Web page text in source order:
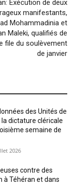
Exécution de deux
manifestants,
Mohammadinia et
Maleki, qualifiés de
file du soulèvement
de janvier
des Unités de
dictature cléricale
semaine de
2026
contre des
à Téhéran et dans